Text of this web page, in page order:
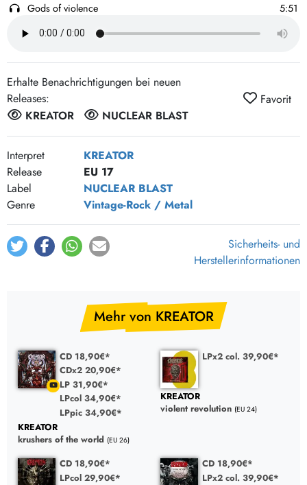
Gods of violence
5:51
Army of Storms
5:09
Fallen brother
Side by side
Erhalte Benachrichtigungen bei neuen
Releases:
KREATOR
NUCLEAR BLAST
Favorit
Interpret
KREATOR
Release
EU 17
Label
NUCLEAR BLAST
Genre
Vintage-Rock / Metal
Sicherheits- und
Herstellerinformationen
Mehr von KREATOR
CD 18,90€*
CDx2 20,90€*
LP 31,90€*
LPcol 34,90€*
LPpic 34,90€*
KREATOR
krushers of the world (EU 26)
LPx2 col. 39,90€*
KREATOR
violent revolution (EU 24)
CD 18,90€*
LPcol 29,90€*
CD 18,90€*
LPx2 col. 39,90€*